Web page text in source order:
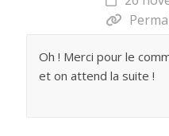
Oh ! Merci pour le
et on attend la suite !